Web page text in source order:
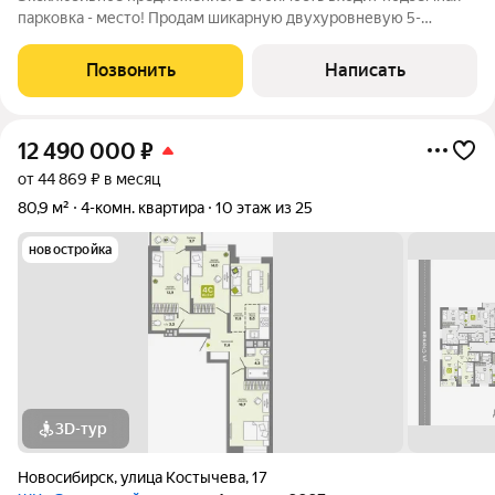
парковка - место! Продам шикарную двухуровневую 5-
кирпичной кладки в центре Ленинского района с ремонтом!
Этот клубный дом создан для самых
Позвонить Написать
12 490 000 ₽
от 44 869 ₽ в месяц
80,9 м²
4-комн. квартира 10 этаж из 25
новостройка
3D-тур
Новосибирск,улица Костычева,17